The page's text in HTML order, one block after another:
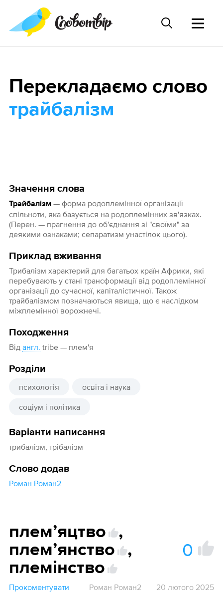
Значення слова
Трайбалізм— форма родоплемінної організації
спільноти, яка базується на родоплемінних зв'язках.
(Перен. — прагнення до об'єднання зі "своїми" за
деякими ознаками; сепаратизм унастілок цього).
Приклад вживання
Трибалізм характерий для багатьох країн Африки, які
перебувають у стані трансформації від родоплемінної
організації до сучасної, капіталістичної. Також
трайбалізмом позначаються явища, що є наслідком
міжплемінної ворожнечі.
Походження
Від англ. tribe — плем'я
Розділи
психологія освіта і наука
соціум і політика
Варіанти написання
трибалізм, трібалізм
Слово додав
Роман Роман2
Перекладаємо слово
трайбалізм
племʼяцтво
,
племʼянство
,
племінство
0
Прокоментувати Роман Роман2 20 лютого 2025